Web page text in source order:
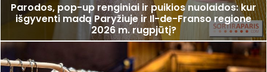
Parodos, pop-up renginiai ir puikios nuolaidos: kur
išgyventi madą Paryžiuje ir Il-de-Franso regione
2026 m. rugpjūtį?